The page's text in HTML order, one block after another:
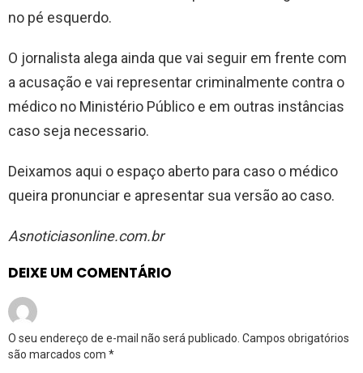
no pé esquerdo.
O jornalista alega ainda que vai seguir em frente com
a acusação e vai representar criminalmente contra o
médico no Ministério Público e em outras instâncias
caso seja necessario.
Deixamos aqui o espaço aberto para caso o médico
queira pronunciar e apresentar sua versão ao caso.
Asnoticiasonline.com.br
DEIXE UM COMENTÁRIO
O seu endereço de e-mail não será publicado. Campos obrigatórios
são marcados com *